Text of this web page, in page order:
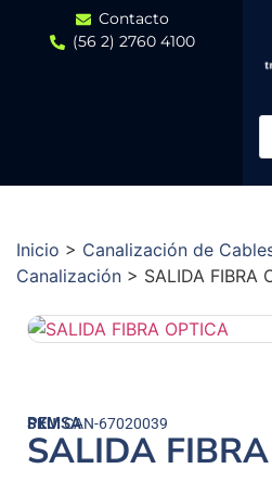
Contacto
(56 2) 2760 4100
Inicio > Canalización de
Canalización > SALIDA FIBRA
PEMSA
SKU:CAN-67020039
SALIDA